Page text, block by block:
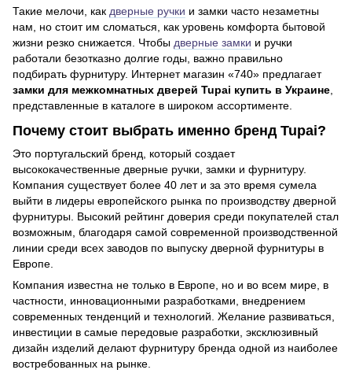
Такие мелочи, как дверные ручки и замки часто незаметны
нам, но стоит им сломаться, как уровень комфорта бытовой
жизни резко снижается. Чтобы дверные замки и ручки
работали безотказно долгие годы, важно правильно
подбирать фурнитуру. Интернет магазин «740» предлагает
замки для межкомнатных дверей Tupai купить в Украине,
представленные в каталоге в широком ассортименте.
Почему стоит выбрать именно бренд Tupai?
Это португальский бренд, который создает
высококачественные дверные ручки, замки и фурнитуру.
Компания существует более 40 лет и за это время сумела
выйти в лидеры европейского рынка по производству дверной
фурнитуры. Высокий рейтинг доверия среди покупателей стал
возможным, благодаря самой современной производственной
линии среди всех заводов по выпуску дверной фурнитуры в
Европе.
Компания известна не только в Европе, но и во всем мире, в
частности, инновационными разработками, внедрением
современных тенденций и технологий. Желание развиваться,
инвестиции в самые передовые разработки, эксклюзивный
дизайн изделий делают фурнитуру бренда одной из наиболее
востребованных на рынке.